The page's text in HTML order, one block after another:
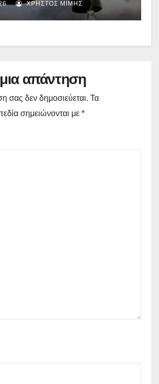
την Πέμπτη
ΧΡΉΣΤΟΣ ΜΊΜΗΣ
απάντηση
σας δεν δημοσιεύεται. Τα
σημειώνονται με *